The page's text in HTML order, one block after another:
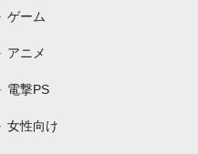
ゲーム
アニメ
電撃PS
女性向け